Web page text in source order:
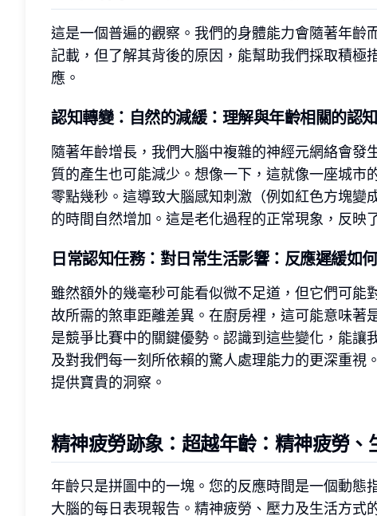
這是一個普遍的觀察。我們的身體能力會隨著年
記載，但了解其背後的原因，能幫助我們採取積極
應。
認知轉變：自然的減緩：理解與年齡相關的認
隨著年齡增長，我們大腦中複雜的神經元網絡會
質的產生也可能減少。想像一下，這就像一座城市
零點幾秒。這導致大腦感知刺激（例如紅色方塊
的時間自然增加。這是老化過程的正常現象，反映
日常認知任務：對日常生活影響：反應遲緩如
雖然額外的幾毫秒可能看似微不足道，但它們可
故所需的煞車距離差異。在廚房裡，這可能意味著
是競爭比賽中的關鍵優勢。認識到這些變化，能讓
及對我們每一刻所依賴的驚人處理能力的更深重視
提供寶貴的洞察。
精神疲勞跡象：超越年齡：精神疲勞
年齡只是拼圖中的一塊。您的反應時間是一個動態
大腦的每日表現報告。精神疲勞、壓力及生活方